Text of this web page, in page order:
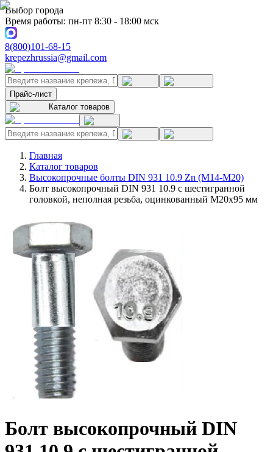
Выбор города
Время работы: пн-пт 8:30 - 18:00 мск
8(800)101-68-15
krepezhrussia@gmail.com
Прайс-лист
Каталог товаров
Главная
Каталог товаров
Высокопрочные болты DIN 931 10.9 Zn (M14-M20)
Болт высокопрочный DIN 931 10.9 с шестигранной
головкой, неполная резьба, оцинкованный M20x95 мм
Болт высокопрочный DIN